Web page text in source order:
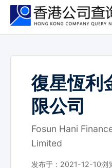
復星恆利
限公司
Fosun Hani
Limited
发布于：2021-12-10浏